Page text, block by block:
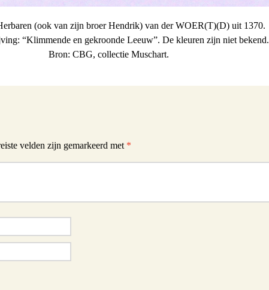
(ook van zijn broer Hendrik) van der WOER(T)(D) uit 1370.
“Klimmende en gekroonde Leeuw”. De kleuren zijn niet bekend.
Bron: CBG, collectie Muschart.
velden zijn gemarkeerd met *